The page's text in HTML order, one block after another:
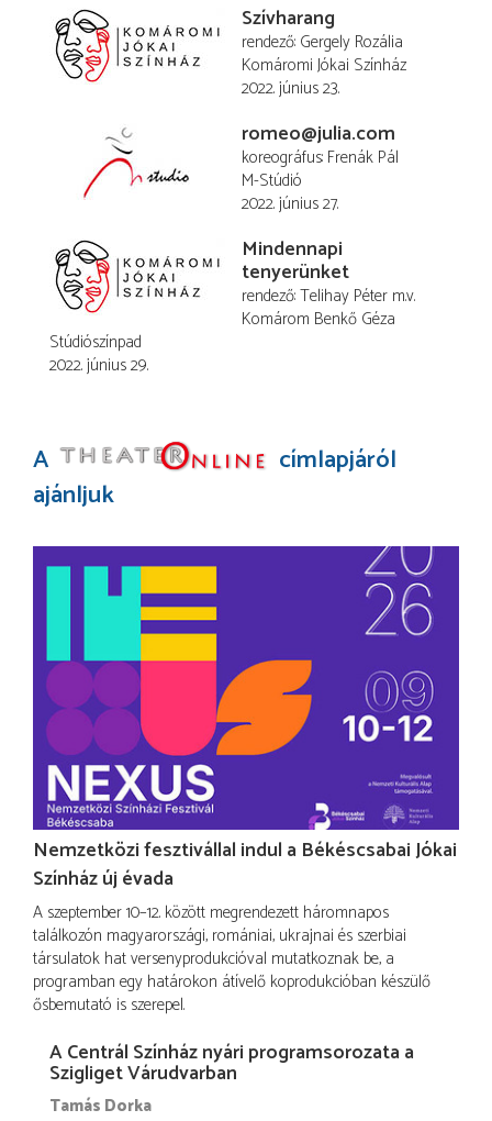
Szívharang
rendező Gergely Rozália
Komáromi Jókai Színház
2022. június 23.
romeo@julia.com
koreográfus Frenák Pál
M-Stúdió
2022. június 27.
Mindennapi
tenyerünket
rendező Telihay Péter m.v.
Komárom Benkő Géza
Stúdiószínpad
2022. június 29.
A
címlapjáról
ajánljuk
Nemzetközi fesztivállal indul a Békéscsabai Jókai
Színház új évada
A szeptember 10–12. között megrendezett háromnapos
találkozón magyarországi, romániai, ukrajnai és szerbiai
társulatok hat versenyprodukcióval mutatkoznak be, a
programban egy határokon átívelő koprodukcióban készülő
ősbemutató is szerepel.
A Centrál Színház nyári programsorozata a
Szigliget Várudvarban
Tamás Dorka